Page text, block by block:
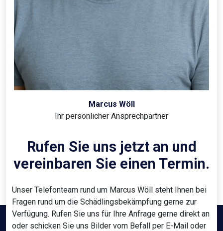
Marcus Wöll
Ihr persönlicher Ansprechpartner
Rufen Sie uns jetzt an und
vereinbaren Sie einen Termin.
Unser Telefonteam rund um Marcus Wöll steht Ihnen bei
Fragen rund um die Schädlingsbekämpfung gerne zur
Verfügung. Rufen Sie uns für Ihre Anfrage gerne direkt an
oder schicken Sie uns Bilder vom Befall per E-Mail oder